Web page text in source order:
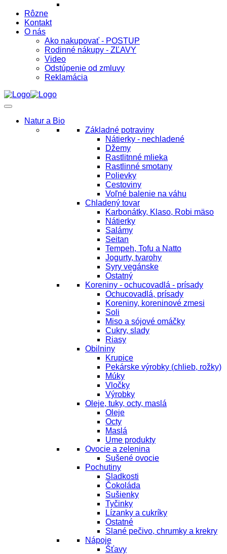
Rôzne
Kontakt
O nás
Ako nakupovať - POSTUP
Rodinné nákupy - ZĽAVY
Video
Odstúpenie od zmluvy
Reklamácia
Natur a Bio
Základné potraviny
Nátierky - nechladené
Džemy
Rastlitnné mlieka
Rastlinné smotany
Polievky
Cestoviny
Voľné balenie na váhu
Chladený tovar
Karbonátky, Klaso, Robi mäso
Nátierky
Salámy
Seitan
Tempeh, Tofu a Natto
Jogurty, tvarohy
Syry vegánske
Ostatný
Koreniny - ochucovadlá - prísady
Ochucovadlá, prísady
Koreniny, koreninové zmesi
Soli
Miso a sójové omáčky
Cukry, slady
Riasy
Obilniny
Krupice
Pekárske výrobky (chlieb, rožky)
Múky
Vločky
Výrobky
Oleje, tuky, octy, maslá
Oleje
Octy
Maslá
Ume produkty
Ovocie a zelenina
Sušené ovocie
Pochutiny
Sladkosti
Čokoláda
Sušienky
Tyčinky
Lízanky a cukríky
Ostatné
Slané pečivo, chrumky a krekry
Nápoje
Šťavy